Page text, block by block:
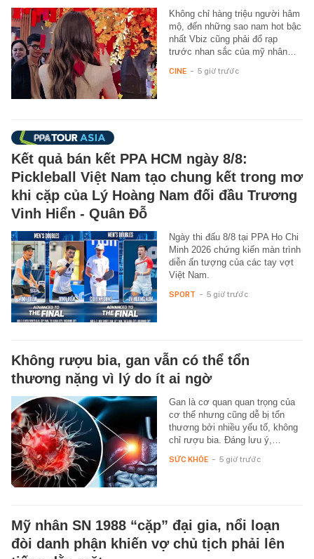
Không chỉ hàng triệu người hâm
mộ, đến những sao nam hot bậc
nhất Vbiz cũng phải đổ rạp
trước nhan sắc của mỹ nhân…
CINE - 5 giờ trước
Kết quả bán kết PPA HCM ngày 8/8:
Pickleball Việt Nam tạo chung kết trong mơ
khi cặp của Lý Hoàng Nam đối đầu Trương
Vinh Hiển - Quân Đỗ
Ngày thi đấu 8/8 tại PPA Ho Chi
Minh 2026 chứng kiến màn trình
diễn ấn tượng của các tay vợt
Việt Nam.
SPORT - 5 giờ trước
Không rượu bia, gan vẫn có thể tổn
thương nặng vì lý do ít ai ngờ
Gan là cơ quan quan trọng của
cơ thể nhưng cũng dễ bị tổn
thương bởi nhiều yếu tố, không
chỉ rượu bia. Đáng lưu ý,…
SỨC KHỎE - 5 giờ trước
Mỹ nhân SN 1988 “cặp” đại gia, nổi loạn
đòi danh phận khiến vợ chủ tịch phải lên